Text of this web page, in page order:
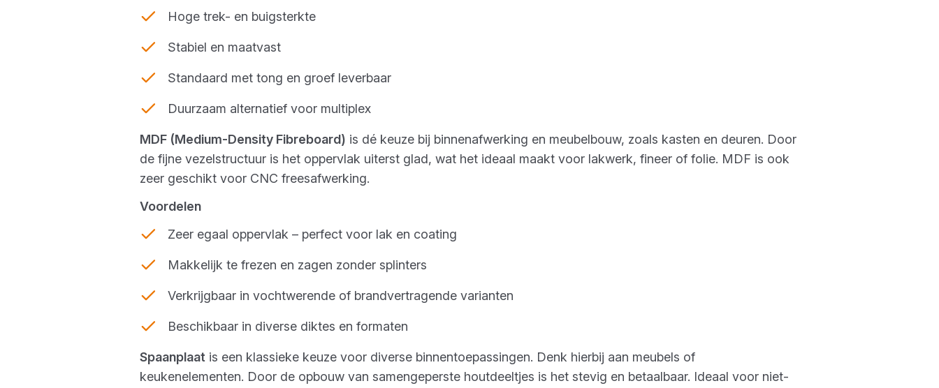
Hoge trek- en buigsterkte
Stabiel en maatvast
Standaard met tong en groef leverbaar
Duurzaam alternatief voor multiplex
MDF (Medium-Density Fibreboard) is dé keuze bij binnenafwerking en meubelbouw, zoals kasten en deuren. Door
de fijne vezelstructuur is het oppervlak uiterst glad, wat het ideaal maakt voor lakwerk, fineer of folie. MDF is ook
zeer geschikt voor CNC freesafwerking.
Voordelen
Zeer egaal oppervlak – perfect voor lak en coating
Makkelijk te frezen en zagen zonder splinters
Verkrijgbaar in vochtwerende of brandvertragende varianten
Beschikbaar in diverse diktes en formaten
Spaanplaat is een klassieke keuze voor diverse binnentoepassingen. Denk hierbij aan meubels of
keukenelementen. Door de opbouw van samengeperste houtdeeltjes is het stevig en betaalbaar. Ideaal voor niet-